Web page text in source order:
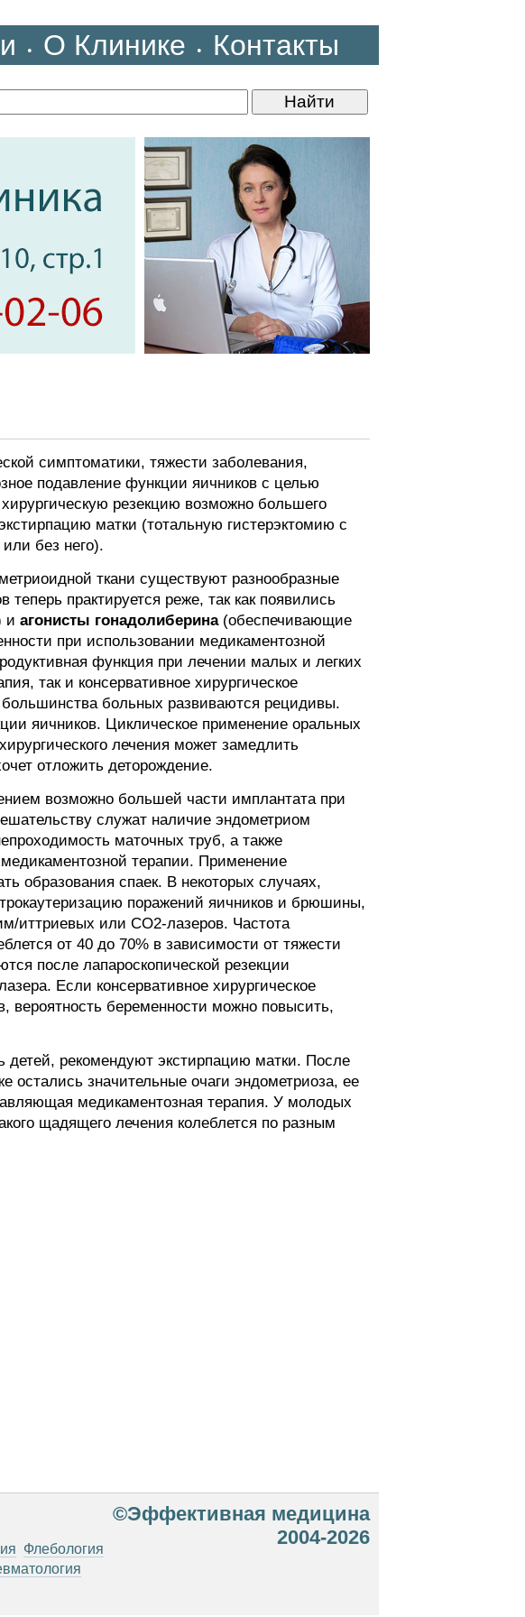
• О Клинике • Контакты
симптоматики, тяжести заболевания,
подавление функции яичников с целью
резекцию возможно большего
матки (тотальную гистерэктомию с
без него).
ткани существуют разнообразные
практируется реже, так как появились
и агонисты гонадолиберина(обеспечивающие
при использовании медикаментозной
функция при лечении малых и легких
так и консервативное хирургическое
больных развиваются рецидивы.
яичников. Циклическое применение оральных
лечения может замедлить
отложить деторождение.
возможно большей части имплантата при
служат наличие эндометриом
маточных труб, а также
терапии. Применение
образования спаек. В некоторых случаях,
поражений яичников и брюшины,
иттриевых или СО2-лазеров. Частота
от 40 до 70% в зависимости от тяжести
после лапароскопической резекции
Если консервативное хирургическое
вероятность беременности можно повысить,
рекомендуют экстирпацию матки. После
остались значительные очаги эндометриоза, ее
медикаментозная терапия. У молодых
щадящего лечения колеблется по разным
Флебология
©Эффективная медицина
2004-2026